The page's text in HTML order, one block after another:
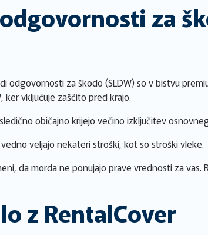
za
za škodo (SLDW) so v bistvu
ker vključuje zaščito pred krajo.
običajno krijejo večino izključitev
veljajo nekateri stroški, kot so stroški vleke.
da morda ne ponujajo prave vrednosti za vas.
z RentalCover